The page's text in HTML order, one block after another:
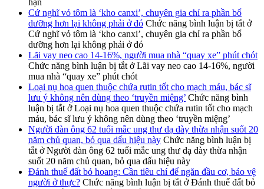
Cứ nghĩ vỏ tôm là ‘kho canxi’, chuyên gia chỉ ra phần bổ
dưỡng hơn lại không phải ở đó Chức năng bình luận bị tắt ở
Cứ nghĩ vỏ tôm là ‘kho canxi’, chuyên gia chỉ ra phần bổ
dưỡng hơn lại không phải ở đó
Lãi vay neo cao 14-16%, người mua nhà “quay xe” phút chót
Chức năng bình luận bị tắt ở Lãi vay neo cao 14-16%, người
mua nhà “quay xe” phút chót
Loại nụ hoa quen thuộc chứa rutin tốt cho mạch máu, bác sĩ
lưu ý không nên dùng theo ‘truyền miệng’ Chức năng bình
luận bị tắt ở Loại nụ hoa quen thuộc chứa rutin tốt cho mạch
máu, bác sĩ lưu ý không nên dùng theo ‘truyền miệng’
Người đàn ông 62 tuổi mắc ung thư dạ dày thừa nhận suốt 20
năm chủ quan, bỏ qua dấu hiệu này Chức năng bình luận bị
tắt ở Người đàn ông 62 tuổi mắc ung thư dạ dày thừa nhận
suốt 20 năm chủ quan, bỏ qua dấu hiệu này
Đánh thuế đất bỏ hoang: Cần tiêu chí để ngăn đầu cơ, bảo vệ
người ở thực? Chức năng bình luận bị tắt ở Đánh thuế đất bỏ